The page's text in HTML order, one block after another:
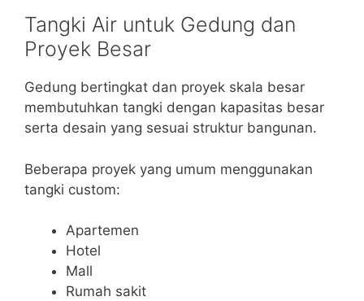
Tangki Air untuk Gedung dan
Proyek Besar
Gedung bertingkat dan proyek skala besar
membutuhkan tangki dengan kapasitas besar
serta desain yang sesuai struktur bangunan.
Beberapa proyek yang umum menggunakan
tangki custom:
Apartemen
Hotel
Mall
Rumah sakit